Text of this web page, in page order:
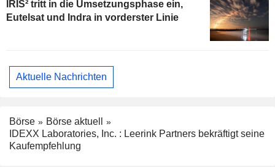
IRIS² tritt in die Umsetzungsphase ein,
Eutelsat und Indra in vorderster Linie
Aktuelle Nachrichten
Börse
Börse aktuell
IDEXX Laboratories, Inc. : Leerink Partners bekräftigt seine
Kaufempfehlung